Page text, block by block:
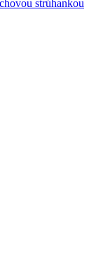
strúhankou